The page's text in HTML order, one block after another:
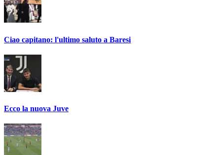
Ciao capitano: l'ultimo saluto a Baresi
Ecco la nuova Juve